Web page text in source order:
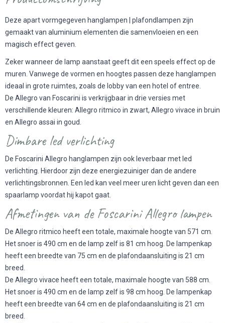
Deze apart vormgegeven hanglampen | plafondlampen zijn
gemaakt van aluminium elementen die samenvloeien en een
magisch effect geven.
Zeker wanneer de lamp aanstaat geeft dit een speels effect op de
muren. Vanwege de vormen en hoogtes passen deze hanglampen
ideaal in grote ruimtes, zoals de lobby van een hotel of entree.
De Allegro van Foscarini is verkrijgbaar in drie versies met
verschillende kleuren: Allegro ritmico in zwart, Allegro vivace in bruin
en Allegro assai in goud.
Dimbare led verlichting
De Foscarini Allegro hanglampen zijn ook leverbaar met led
verlichting. Hierdoor zijn deze energiezuiniger dan de andere
verlichtingsbronnen. Een led kan veel meer uren licht geven dan een
spaarlamp voordat hij kapot gaat.
Afmetingen van de Foscarini Allegro lampen
De Allegro ritmico heeft een totale, maximale hoogte van 571 cm.
Het snoer is 490 cm en de lamp zelf is 81 cm hoog. De lampenkap
heeft een breedte van 75 cm en de plafondaansluiting is 21 cm
breed.
De Allegro vivace heeft een totale, maximale hoogte van 588 cm.
Het snoer is 490 cm en de lamp zelf is 98 cm hoog. De lampenkap
heeft een breedte van 64 cm en de plafondaansluiting is 21 cm
breed.